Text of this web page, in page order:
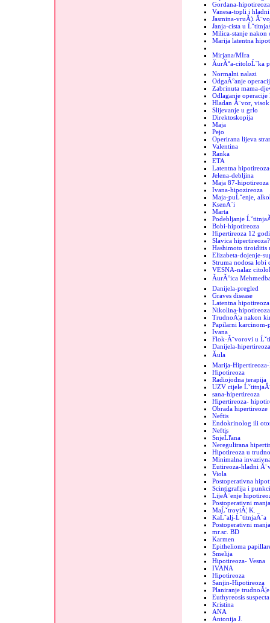
Gordana-hipotireoza
Vanesa-topli i
Jasmina-vruĂ¦i
Janja-cista u
Milica-stanje nakon
Marija latentna
Mirjana/MIra
ĂurĂ°a-citoloĹˇka
Normalni nalazi
OdgaĂ°anje
Zabrinuta mama-
Odlaganje
Hladan Ă¨vor,
Slijevanje u grlo
Direktoskopija
Maja
Pejo
Operirana lijeva
Valentina
Ranka
ETA
Latentna
Jelena-debljina
Maja 87-hipotireoza
Ivana-hipozireoza
Maja-puĹˇenje,
KsenĂ¨i
Marta
Podebljanje
Bobi-hipotireoza
Hipertireoza 12
Slavica hipertireoza?
Hashimoto tiroiditis
Elizabeta-dojenje-
Struma nodosa lobi
VESNA-nalaz
ĂurĂ°ica
Danijela-pregled
Graves disease
Latentna hipotireoza
Nikolina-hipotireoza
TrudnoĂ¦a nakon
Papilarni karcinom-
Ivana
Flok-Ă¨vorovi u
Danijela-hipertireoza
Ăula
Marija-
Hipotireoza
Radiojodna terapija
UZV cijele
sana-hipertireoza
Hipertireoza-
Obrada hipertireoze
Neftis
Endokrinolog ili
Neftis
SnjeĹľana
Neregulirana
Hipotireoza u
Minimalna
Eutireoza-hladni
Viola
Postoperativna
Scintigrafija i
LijeĂ¨enje
Postoperativni
MaĹˇtroviĂ¦ K.
KaĹˇalj-ĹˇtitnjaĂ¨a
Postoperativni
mr.sc. BD
Karmen
Epithelioma
Smelija
Hipotireoza- Vesna
IVANA
Hipotireoza
Sanjin-Hipotireoza
Planiranje trudnoĂ¦e
Euthyreosis suspecta
Kristina
ANA
Antonija J.